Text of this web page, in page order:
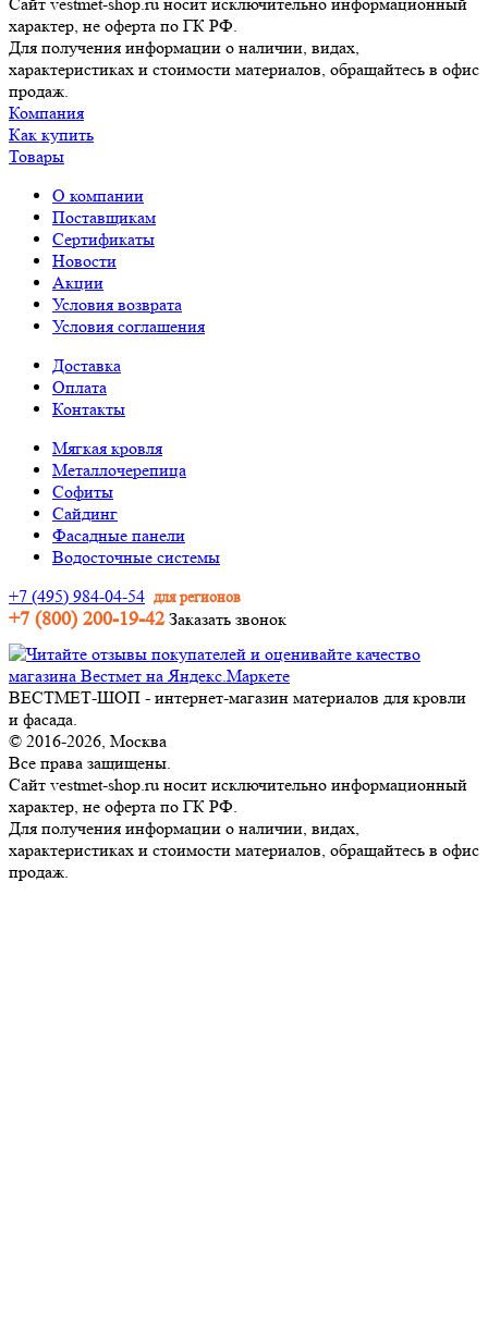
Сайт vestmet-shop.ru носит исключительно информационный
характер, не оферта по ГК РФ.
Для получения информации о наличии, видах,
характеристиках и стоимости материалов, обращайтесь в офис
продаж.
Компания
Как купить
Товары
О компании
Поставщикам
Сертификаты
Новости
Акции
Условия возврата
Условия соглашения
Доставка
Оплата
Контакты
Мягкая кровля
Металлочерепица
Софиты
Сайдинг
Фасадные панели
Водосточные системы
+7 (495) 984-04-54 для регионов
+7 (800) 200-19-42 Заказать звонок
ВЕСТМЕТ-ШОП - интернет-магазин материалов для кровли
и фасада.
© 2016-2026, Москва
Все права защищены.
Сайт vestmet-shop.ru носит исключительно информационный
характер, не оферта по ГК РФ.
Для получения информации о наличии, видах,
характеристиках и стоимости материалов, обращайтесь в офис
продаж.